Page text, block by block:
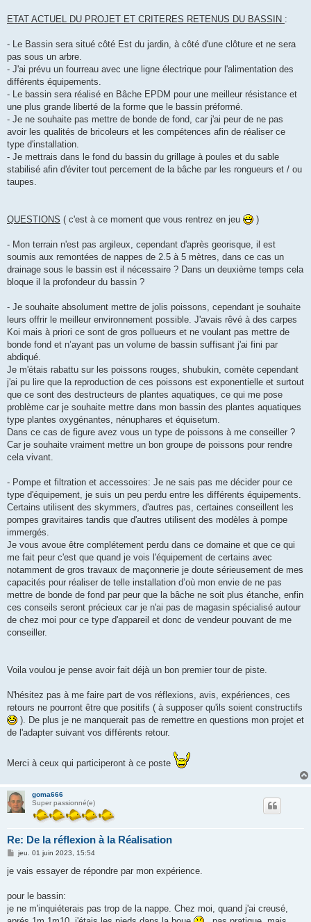
ETAT ACTUEL DU PROJET ET CRITERES RETENUS DU BASSIN :
- Le Bassin sera situé côté Est du jardin, à côté d'une clôture et ne sera
pas sous un arbre.
- J'ai prévu un fourreau avec une ligne électrique pour l'alimentation des
différents équipements.
- Le bassin sera réalisé en Bâche EPDM pour une meilleur résistance et
une plus grande liberté de la forme que le bassin préformé.
- Je ne souhaite pas mettre de bonde de fond, car j'ai peur de ne pas
avoir les qualités de bricoleurs et les compétences afin de réaliser ce
type d'installation.
- Je mettrais dans le fond du bassin du grillage à poules et du sable
stabilisé afin d'éviter tout percement de la bâche par les rongueurs et / ou
taupes.
QUESTIONS ( c'est à ce moment que vous rentrez en jeu )
- Mon terrain n'est pas argileux, cependant d'après georisque, il est
soumis aux remontées de nappes de 2.5 à 5 mètres, dans ce cas un
drainage sous le bassin est il nécessaire ? Dans un deuxième temps cela
bloque il la profondeur du bassin ?
- Je souhaite absolument mettre de jolis poissons, cependant je souhaite
leurs offrir le meilleur environnement possible. J'avais rêvé à des carpes
Koi mais à priori ce sont de gros pollueurs et ne voulant pas mettre de
bonde fond et n’ayant pas un volume de bassin suffisant j'ai fini par
abdiqué.
Je m'étais rabattu sur les poissons rouges, shubukin, comète cependant
j'ai pu lire que la reproduction de ces poissons est exponentielle et surtout
que ce sont des destructeurs de plantes aquatiques, ce qui me pose
problème car je souhaite mettre dans mon bassin des plantes aquatiques
type plantes oxygénantes, nénuphares et équisetum.
Dans ce cas de figure avez vous un type de poissons à me conseiller ?
Car je souhaite vraiment mettre un bon groupe de poissons pour rendre
cela vivant.
- Pompe et filtration et accessoires: Je ne sais pas me décider pour ce
type d'équipement, je suis un peu perdu entre les différents équipements.
Certains utilisent des skymmers, d'autres pas, certaines conseillent les
pompes gravitaires tandis que d'autres utilisent des modèles à pompe
immergés.
Je vous avoue être complétement perdu dans ce domaine et que ce qui
me fait peur c'est que quand je vois l'équipement de certains avec
notamment de gros travaux de maçonnerie je doute sérieusement de mes
capacités pour réaliser de telle installation d’où mon envie de ne pas
mettre de bonde de fond par peur que la bâche ne soit plus étanche, enfin
ces conseils seront précieux car je n'ai pas de magasin spécialisé autour
de chez moi pour ce type d'appareil et donc de vendeur pouvant de me
conseiller.
Voila voulou je pense avoir fait déjà un bon premier tour de piste.
N'hésitez pas à me faire part de vos réflexions, avis, expériences, ces
retours ne pourront être que positifs ( à supposer qu'ils soient constructifs
). De plus je ne manquerait pas de remettre en questions mon projet et
de l'adapter suivant vos différents retour.
Merci à ceux qui participeront à ce poste
goma666
Super passionné(e)
Re: De la réflexion à la Réalisation
M
s
g
jeu. 01 juin 2023, 15:54
je vais essayer de répondre par mon expérience.
pour le bassin:
je ne m'inquiéterais pas trop de la nappe. Chez moi, quand j'ai creusé,